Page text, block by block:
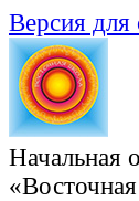
Версия
Начальная